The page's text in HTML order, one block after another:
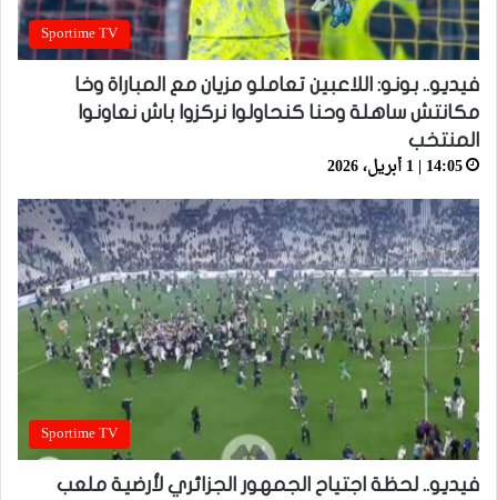
Sportime TV
فيديو.. بونو: اللاعبين تعاملو مزيان مع المباراة وخا
مكانتش ساهلة وحنا كنحاولوا نركزوا باش نعاونوا
المنتخب
14:05 | 1 أبريل، 2026
Sportime TV
فيديو.. لحظة اجتياح الجمهور الجزائري لأرضية ملعب